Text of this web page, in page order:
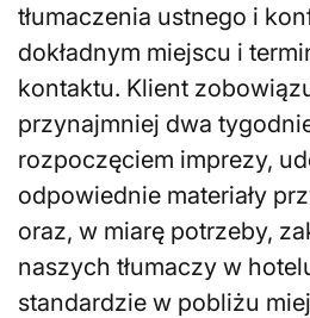
tłumaczenia ustnego i
dokładnym miejscu i
kontaktu. Klient
przynajmniej dwa
rozpoczęciem imprezy,
odpowiednie materiały
oraz, w miarę potrzeby,
naszych tłumaczy w
standardzie w pobliżu